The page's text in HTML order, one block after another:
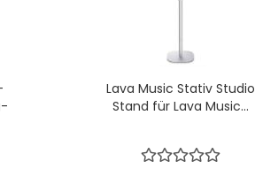
Lava Music Stativ Studio
Stand für Lava Music...